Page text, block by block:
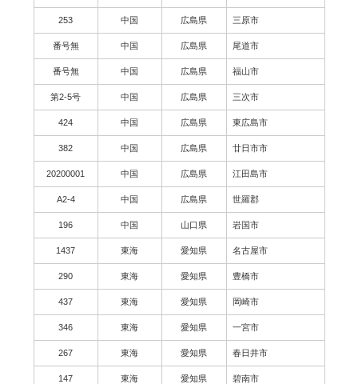
253 中国 広島県 三原市
番号無 中国 広島県 尾道市
番号無 中国 広島県 福山市
第2-5号 中国 広島県 三次市
424 中国 広島県 東広島市
382 中国 広島県 廿日市市
20200001 中国 広島県 江田島市
A2-4 中国 広島県 世羅郡
196 中国 山口県 岩国市
1437 東海 愛知県 名古屋市
290 東海 愛知県 豊橋市
437 東海 愛知県 岡崎市
346 東海 愛知県 一宮市
267 東海 愛知県 春日井市
147 東海 愛知県 碧南市